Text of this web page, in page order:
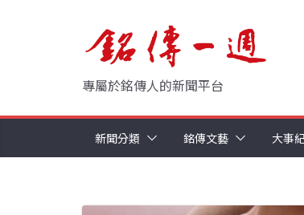
專屬於銘傳人的新聞平台
新聞分類 銘傳文藝 大事